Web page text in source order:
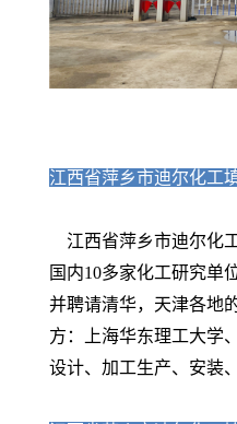
江西省萍乡市迪尔化工
江西省萍乡市迪尔化
国内10多家化工研究单
并聘请清华，天津各地
方：上海华东理工大学
设计、加工生产、安装